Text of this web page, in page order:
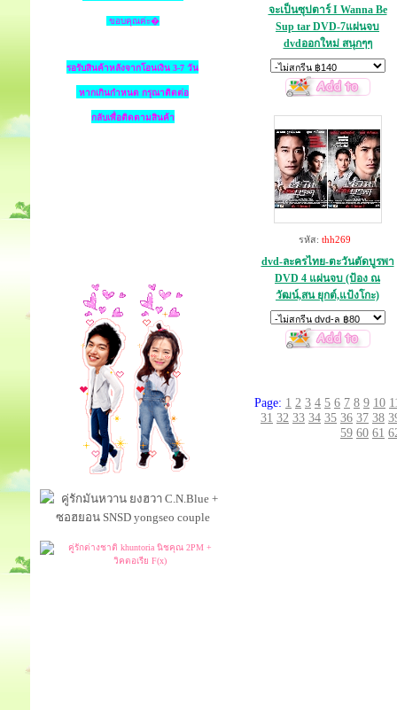
ขอบคุณค่ะ�
รอรับสินค้าหลังจากโอนเงิน 3-7 วัน
หากเกินกำหนด กรุณาติดต่อ
กลับเพื่อติดตามสินค้า
จะเป็นซุปตาร์ I Wanna Be
Sup tar DVD-7แผ่นจบ
dvdออกใหม่ สนุกๆๆ
รหัส: thh269
dvd-ละครไทย-ตะวันตัดบูรพา
DVD 4 แผ่นจบ (ป้อง ณ
วัฒน์,สน ยุกต์,แป้งโกะ)
Page: 1 2 3 4 5 6 7 8 9 10
31 32 33 34 35 36 37 38
59 60 61